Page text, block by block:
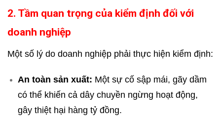
2. Tầm quan trọng của kiểm định đối với
doanh nghiệp
Một số lý do doanh nghiệp phải thực hiện kiểm định:
An toàn sản xuất: Một sự cố sập mái, gãy dầm
có thể khiến cả dây chuyền ngừng hoạt động,
gây thiệt hại hàng tỷ đồng.